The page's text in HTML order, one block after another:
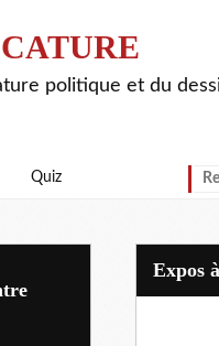
politique et du
Quiz